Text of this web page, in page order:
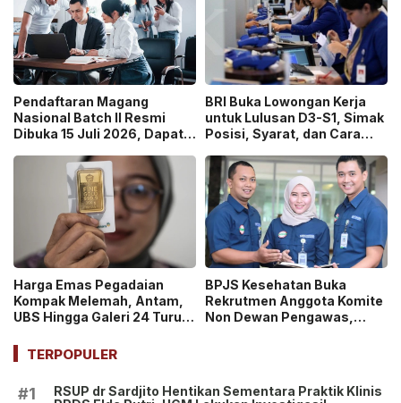
Pendaftaran Magang
Nasional Batch II Resmi
Dibuka 15 Juli 2026, Dapat
BRI Buka Lowongan Kerja
untuk Lulusan D3-S1, Simak
Posisi, Syarat, dan Cara
Harga Emas Pegadaian
Kompak Melemah, Antam,
UBS Hingga Galeri 24 Turun
BPJS Kesehatan Buka
Rekrutmen Anggota Komite
Non Dewan Pengawas,
TERPOPULER
#1
RSUP dr Sardjito Hentikan Sementara Praktik Klinis